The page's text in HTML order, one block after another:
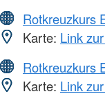
Rotkreuzkurs
Karte: Link
Rotkreuzkurs
Karte: Link